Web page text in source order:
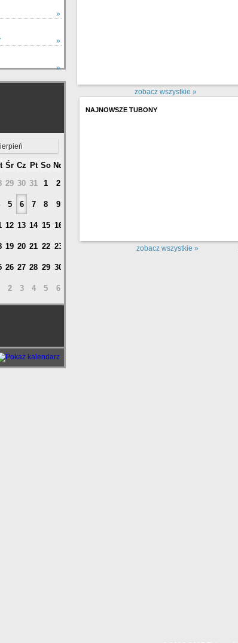
»
»
»
wszystkie »
Śr Cz Pt So Nd
29 30 31 1 2
5 6 7 8 9
12 13 14 15 16
19 20 21 22 23
26 27 28 29 30
2 3 4 5 6
zobacz wszystkie »
NAJNOWSZE TUBONY
zobacz wszystkie »